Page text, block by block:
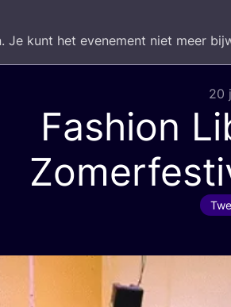
kunt het eve­ne­ment niet meer
20
Fashion